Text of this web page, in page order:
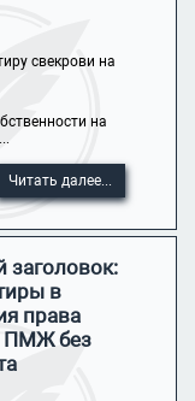
свекрови на
на
Читать далее...
заголовок:
в
права
ПМЖ без